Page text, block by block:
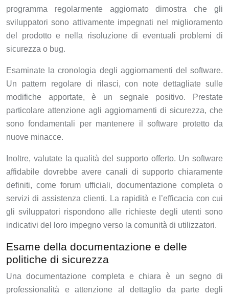
programma regolarmente aggiornato dimostra che gli
sviluppatori sono attivamente impegnati nel miglioramento
del prodotto e nella risoluzione di eventuali problemi di
sicurezza o bug.
Esaminate la cronologia degli aggiornamenti del software.
Un pattern regolare di rilasci, con note dettagliate sulle
modifiche apportate, è un segnale positivo. Prestate
particolare attenzione agli aggiornamenti di sicurezza, che
sono fondamentali per mantenere il software protetto da
nuove minacce.
Inoltre, valutate la qualità del supporto offerto. Un software
affidabile dovrebbe avere canali di supporto chiaramente
definiti, come forum ufficiali, documentazione completa o
servizi di assistenza clienti. La rapidità e l’efficacia con cui
gli sviluppatori rispondono alle richieste degli utenti sono
indicativi del loro impegno verso la comunità di utilizzatori.
Esame della documentazione e delle
politiche di sicurezza
Una documentazione completa e chiara è un segno di
professionalità e attenzione al dettaglio da parte degli